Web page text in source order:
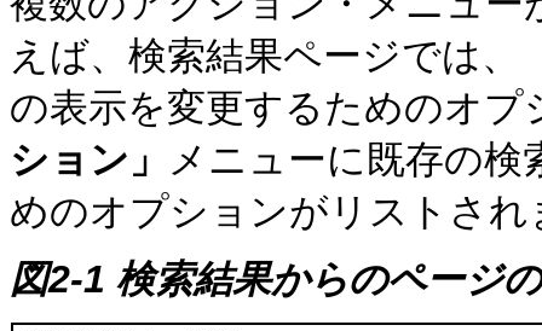
えば、検索結果ページでは、
の表示を変更するためのオ
ション」 メニューに既存の検
めのオプションがリストされ
図2-1 検索結果からのページ